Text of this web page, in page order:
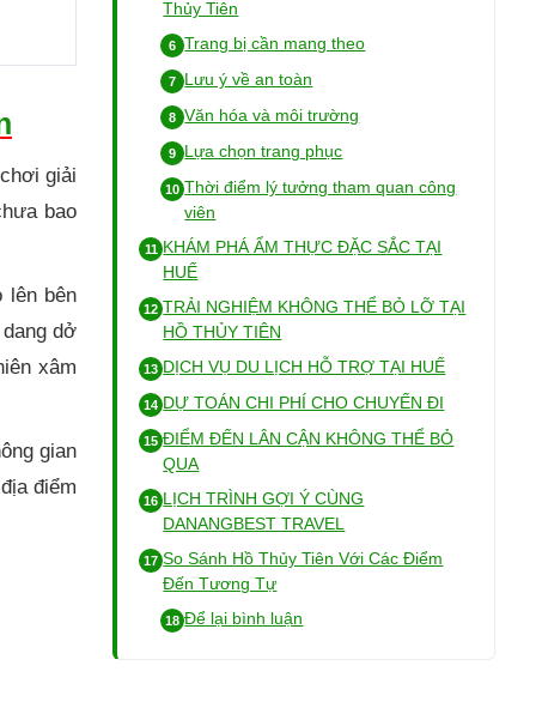
giải
bao
lên bên
dở
xâm
gian
điểm
Thủy Tiên
Trang bị cần mang theo
Lưu ý về an toàn
Văn hóa và môi trường
Lựa chọn trang phục
Thời điểm lý tưởng tham quan công
viên
KHÁM PHÁ ẨM THỰC ĐẶC SẮC TẠI
HUẾ
TRẢI NGHIỆM KHÔNG THỂ BỎ LỠ TẠI
HỒ THỦY TIÊN
DỊCH VỤ DU LỊCH HỖ TRỢ TẠI HUẾ
DỰ TOÁN CHI PHÍ CHO CHUYẾN ĐI
ĐIỂM ĐẾN LÂN CẬN KHÔNG THỂ BỎ
QUA
LỊCH TRÌNH GỢI Ý CÙNG
DANANGBEST TRAVEL
So Sánh Hồ Thủy Tiên Với Các Điểm
Đến Tương Tự
Để lại bình luận